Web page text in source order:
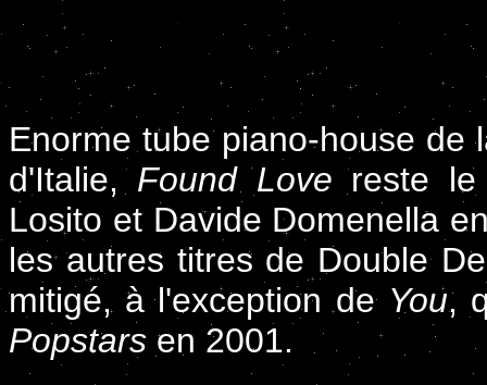
Enorme tube piano-house de
d'Italie, Found Love reste le
Losito et Davide Domenella
les autres titres de Double
mitigé, à l'exception de You,
Popstars en 2001.